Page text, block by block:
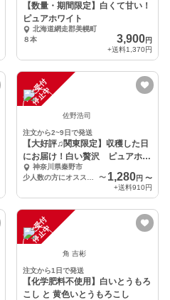
【数量・期間限定】白くて甘い！
ピュアホワイト
北海道網走郡美幌町
８本
3,900円
+送料1,370円
注
文
受
付
停
止
中
佐野浩司
注文から2~9日で発送
【大好評♫関東限定】収穫した日
にお届け！白い贅沢 ピュアホワ
イト♪神奈川県秦野市
〜 1,280円 〜
+送料910円
注
文
受
付
停
止
中
角 吉彬
注文から1日で発送
【化学肥料不使用】白いとうもろ
こし と 黄色いとうもろこし